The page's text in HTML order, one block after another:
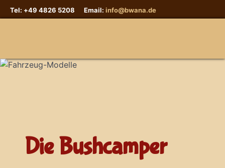
Tel: +49 4826 5208 Email: info@bwana.de
Sprache auswählen
Die Bushcamper